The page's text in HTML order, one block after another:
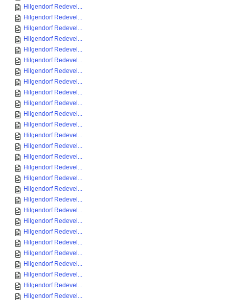
Hilgendorf Redevel...
Hilgendorf Redevel...
Hilgendorf Redevel...
Hilgendorf Redevel...
Hilgendorf Redevel...
Hilgendorf Redevel...
Hilgendorf Redevel...
Hilgendorf Redevel...
Hilgendorf Redevel...
Hilgendorf Redevel...
Hilgendorf Redevel...
Hilgendorf Redevel...
Hilgendorf Redevel...
Hilgendorf Redevel...
Hilgendorf Redevel...
Hilgendorf Redevel...
Hilgendorf Redevel...
Hilgendorf Redevel...
Hilgendorf Redevel...
Hilgendorf Redevel...
Hilgendorf Redevel...
Hilgendorf Redevel...
Hilgendorf Redevel...
Hilgendorf Redevel...
Hilgendorf Redevel...
Hilgendorf Redevel...
Hilgendorf Redevel...
Hilgendorf Redevel...